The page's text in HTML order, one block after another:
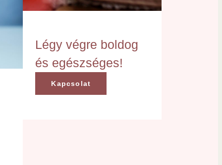
Légy végre boldog
és egészséges!
Kapcsolat